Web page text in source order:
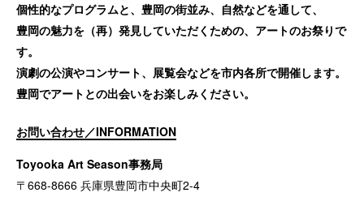
個性的なプログラムと、豊岡の街並み、自然などを通して、
豊岡の魅力を（再）発見していただくための、アートのお祭りで
す。
演劇の公演やコンサート、展覧会などを市内各所で開催します。
豊岡でアートとの出会いをお楽しみください。
お問い合わせ／INFORMATION
Toyooka Art Season事務局
〒668-8666 兵庫県豊岡市中央町2-4